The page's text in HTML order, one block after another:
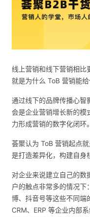
线上营销和线下营销相比
就是为什么 ToB 营销能
通过线下的品牌传播心智
会是企业营销增长新的模
力形成营销的数字化闭环。
荟聚认为 ToB 营销起点
是打造差异化，构建自身
对企业来说建立自己的数
户的触点非常多的情况
博、抖音号等这些不同端
CRM、ERP 等企业内部